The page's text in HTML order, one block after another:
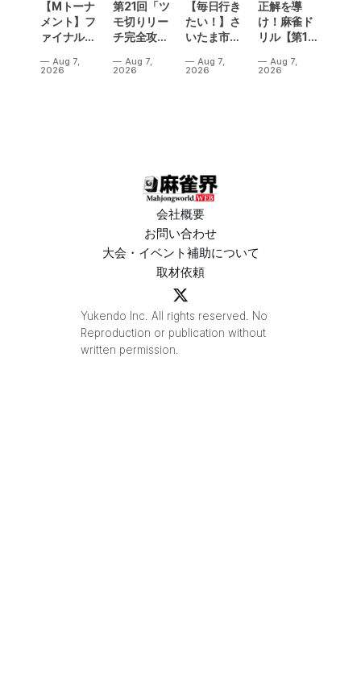
【Mトーナ
メント】フ
ァイナル／2
ニバル！東
Aug 7,
2026
第21回「ツ
モ切りリー
チ完全攻
Aug 7,
2026
【毎日行き
たい！】さ
いたま市に
誕生！？
Aug 7,
2026
正解を導
け！麻雀ド
リル【第14
Aug 7,
2026
会社概要
お問い合わせ
大会・イベント補助について
取材依頼
Yukendo Inc. All rights reserved. No
Reproduction or publication without
written permission.